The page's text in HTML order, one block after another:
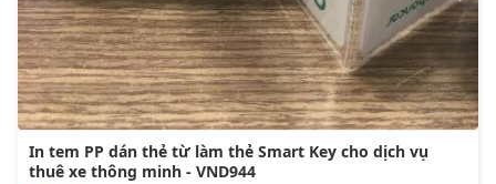
In tem PP dán thẻ từ làm thẻ Smart Key cho dịch vụ
thuê xe thông minh - VND944